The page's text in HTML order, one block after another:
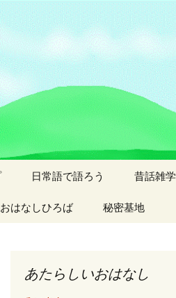
日常語で語ろう 昔話雑学
おはなしひろば 秘密基地
あたらしいおはなし